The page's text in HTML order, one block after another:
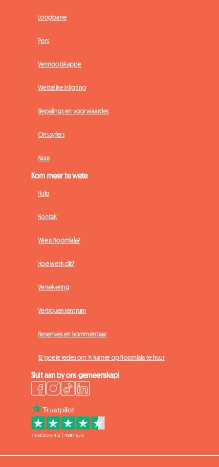
Loopbane
Pers
Vennootskappe
Wettelike inligting
Bepalings en voorwaardes
Ons syfers
Nuus
Kom meer te wete
Hulp
Kontak
Wie is Roomlala?
Hoe werk dit?
Versekering
Vertrouensentrum
Resensies en kommentaar
12 goeie redes om 'n kamer op Roomlala te huur
Sluit aan by ons gemeenskap!